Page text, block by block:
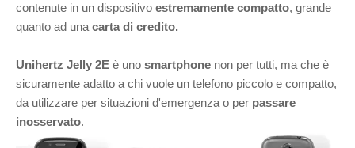
contenute in un dispositivo estremamente compatto, grande
quanto ad una carta di credito.
Unihertz Jelly 2E è uno smartphone non per tutti, ma che è
sicuramente adatto a chi vuole un telefono piccolo e compatto,
da utilizzare per situazioni d'emergenza o per passare
inosservato.